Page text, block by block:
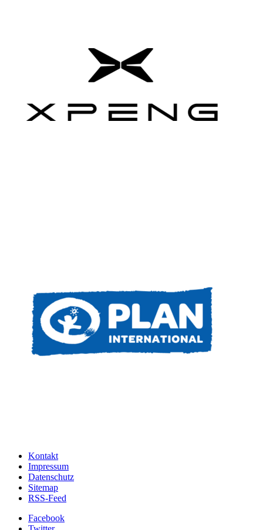
Kontakt
Impressum
Datenschutz
Sitemap
RSS-Feed
Facebook